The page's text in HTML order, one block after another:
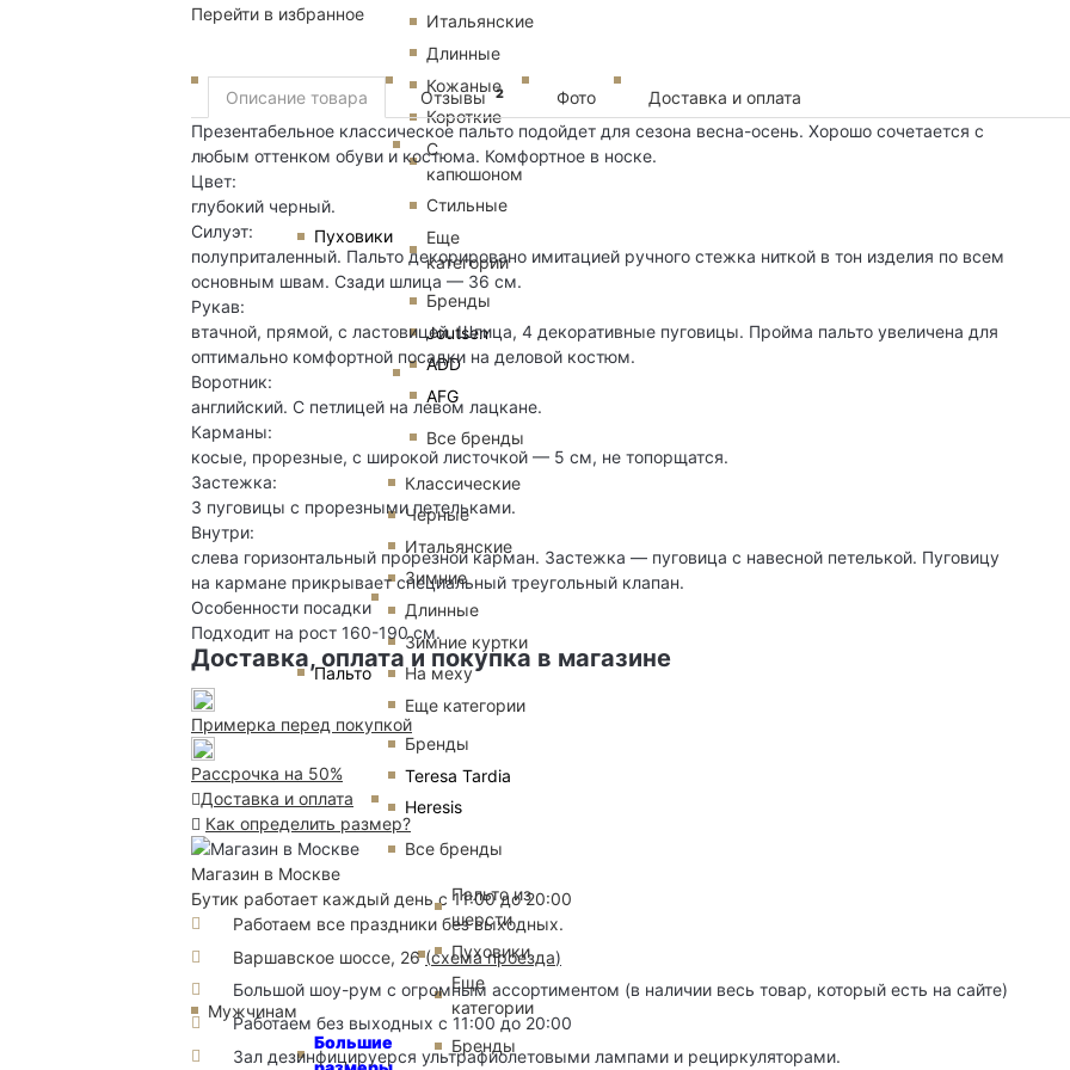
Мужчинам
Пуховики
Итальянские
Длинные
Кожаные
Короткие
С
капюшоном
Стильные
Еще
категории
Бренды
Joutsen
ADD
AFG
Все бренды
Пальто
Классические
Черные
Итальянские
Зимние
Длинные
Зимние куртки
На меху
Еще категории
Бренды
Teresa Tardia
Heresis
Все бренды
Большие
Пальто из
шерсти
Пуховики
Еще
категории
Бренды
Перейти в избранное
Описание товара Отзывы 2 Фото
Доставка и оплата
Презентабельное классическое пальто подойдет для сезона весна-осень. Хорошо сочетается с
любым оттенком обуви и костюма. Комфортное в носке.
Цвет:
глубокий черный.
Силуэт:
полуприталенный. Пальто декорировано имитацией ручного стежка ниткой в тон изделия по всем
основным швам. Сзади шлица — 36 см.
Рукав:
втачной, прямой, с ластовицей. Шлица, 4 декоративные пуговицы. Пройма пальто увеличена для
оптимально комфортной посадки на деловой костюм.
Воротник:
английский. С петлицей на левом лацкане.
Карманы:
косые, прорезные, с широкой листочкой — 5 см, не топорщатся.
Застежка:
3 пуговицы с прорезными петельками.
Внутри:
слева горизонтальный прорезной карман. Застежка — пуговица с навесной петелькой. Пуговицу
на кармане прикрывает специальный треугольный клапан.
Особенности посадки
Подходит на рост 160-190 см.
Доставка, оплата и покупка в магазине
Примерка перед покупкой
Рассрочка на 50%
Доставка и оплата
Как определить размер?
Магазин в Москве
Бутик работает каждый день с 11:00 до 20:00
Работаем все праздники без выходных.
Варшавское шоссе, 26(схема проезда)
Большой шоу-рум с огромным ассортиментом (в наличии весь товар, который есть на сайте)
Работаем без выходных с 11:00 до 20:00
Зал дезинфицируерся ультрафиолетовыми лампами и рециркуляторами.